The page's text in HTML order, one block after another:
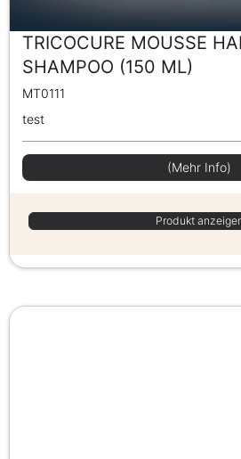
TRICOCURE MOUSSE
SHAMPOO (150 ML)
MT0111
test
(Mehr Info)
Produkt